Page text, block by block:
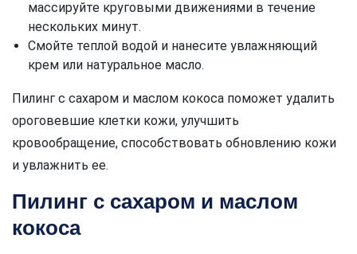
массируйте круговыми движениями в течение
нескольких минут.
Смойте теплой водой и нанесите увлажняющий
крем или натуральное масло.
Пилинг с сахаром и маслом кокоса поможет удалить
ороговевшие клетки кожи, улучшить
кровообращение, способствовать обновлению кожи
и увлажнить ее.
Пилинг с сахаром и маслом
кокоса